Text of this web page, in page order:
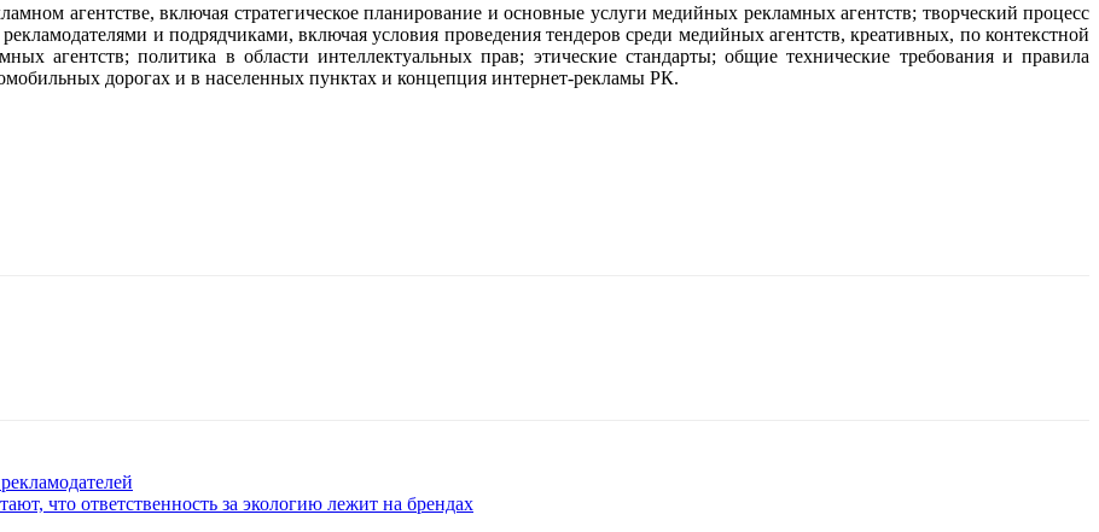
агентстве, включая стратегическое планирование и основные услуги медийных рекламных агентств; творческий процесс
и подрядчиками, включая условия проведения тендеров среди медийных агентств, креативных, по контекстной
агентств; политика в области интеллектуальных прав; этические стандарты; общие технические требования и правила
дорогах и в населенных пунктах и концепция интернет-рекламы РК.
что ответственность за экологию лежит на брендах